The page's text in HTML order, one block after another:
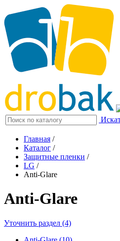
Главная /
Каталог /
Защитные пленки /
LG /
Anti-Glare
Anti-Glare
Уточнить раздел (4)